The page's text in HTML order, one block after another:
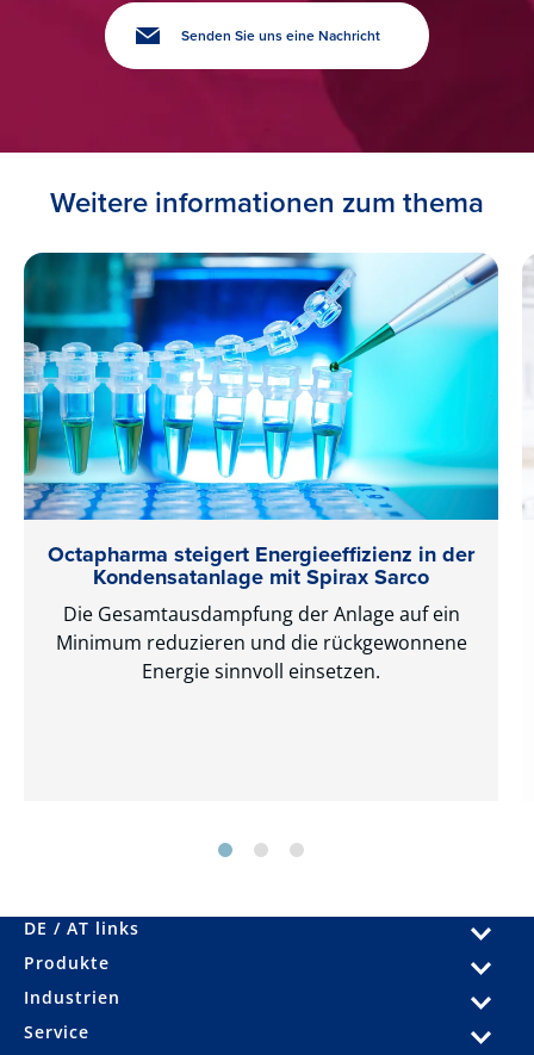
Senden Sie uns eine Nachricht
Weitere informationen zum thema
Octapharma steigert Energieeffizienz in der
Kondensatanlage mit ­Spirax Sarco
Die Gesamtausdampfung der Anlage auf ein
Minimum reduzieren und die rückgewonnene
Energie sinnvoll einsetzen.
DE / AT links
Produkte
Industrien
Service